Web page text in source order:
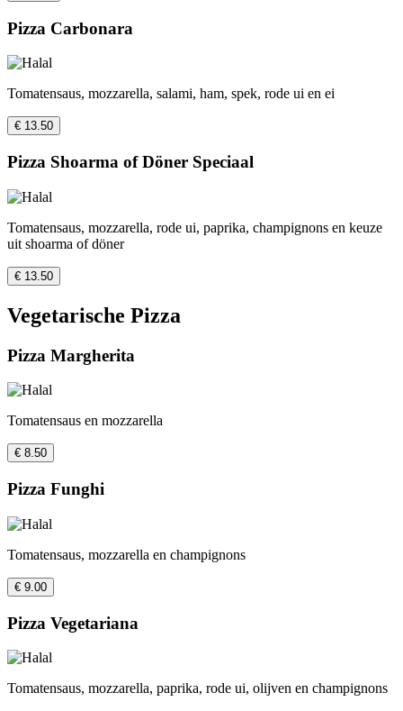
Pizza Carbonara
Tomatensaus, mozzarella, salami, ham, spek, rode ui en ei
€ 13.50
Pizza Shoarma of Döner Speciaal
Tomatensaus, mozzarella, rode ui, paprika, champignons en keuze
uit shoarma of döner
€ 13.50
Vegetarische Pizza
Pizza Margherita
Tomatensaus en mozzarella
€ 8.50
Pizza Funghi
Tomatensaus, mozzarella en champignons
€ 9.00
Pizza Vegetariana
Tomatensaus, mozzarella, paprika, rode ui, olijven en champignons